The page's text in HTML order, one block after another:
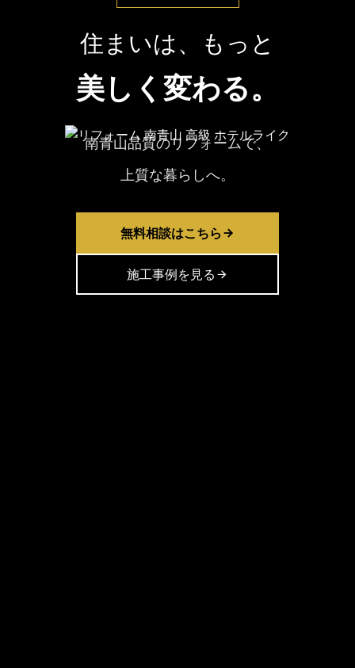
住まいは、もっと
美しく変わる。
南青山品質のリフォームで、
上質な暮らしへ。
無料相談はこちら
施工事例を見る